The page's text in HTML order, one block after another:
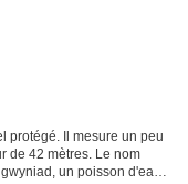
protégé. Il mesure un peu
de 42 mètres. Le nom
un poisson d'eau